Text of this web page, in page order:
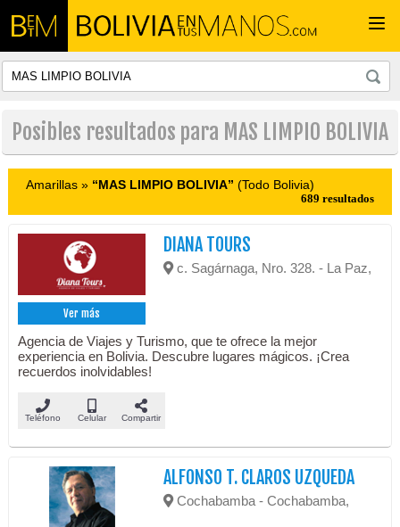
Posibles resultados para MAS LIMPIO BOLIVIA
Amarillas » “MAS LIMPIO BOLIVIA” (Todo Bolivia)
689 resultados
Ver más
DIANA TOURS
c. Sagárnaga, Nro. 328. - La Paz,
Agencia de Viajes y Turismo, que te ofrece la mejor
experiencia en Bolivia. Descubre lugares mágicos. ¡Crea
recuerdos inolvidables!
Teléfono Celular Compartir
ALFONSO T. CLAROS UZQUEDA
Cochabamba - Cochabamba,